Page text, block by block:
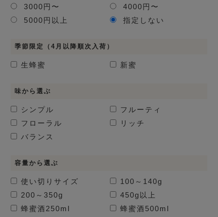
3000円〜
4000円〜
5000円以上
指定しない
季節限定（4月以降順次入荷）
生蜂蜜 新蜜
味から選ぶ
シンプル
フルーティ
フローラル
リッチ
バランス
容量から選ぶ
使い切りサイズ
100～140g
200～350g
450g以上
蜂蜜酒 250ml 蜂蜜酒 500ml